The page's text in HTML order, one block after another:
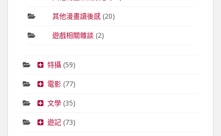
其他漫畫讀後感(20)
遊戲相關雜談 (2)
特攝(59)
電影(77)
文學(35)
遊記(73)